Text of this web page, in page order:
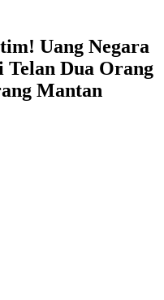
Uang Negara
Telan Dua Orang
Mantan